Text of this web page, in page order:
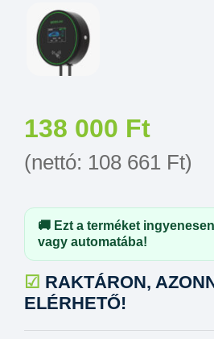
138 000 Ft
(nettó: 108 661 Ft)
🚚 Ezt a terméket
vagy automatába!
☑ RAKTÁRON,
ELÉRHETŐ!